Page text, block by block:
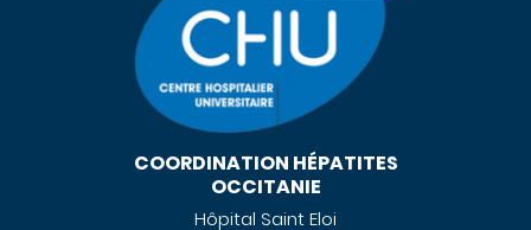
COORDINATION HÉPATITES
OCCITANIE
Hôpital Saint Eloi